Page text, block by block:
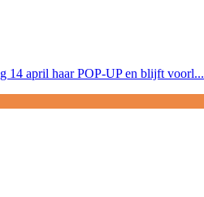
14 april haar POP-UP en blijft voorl...